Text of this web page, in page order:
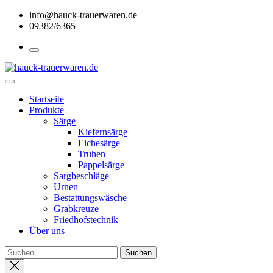
Skip
content
info@hauck-trauerwaren.de
09382/6365
Startseite
Produkte
Särge
Kiefernsärge
Eichesärge
Truhen
Pappelsärge
Sargbeschläge
Urnen
Bestattungswäsche
Grabkreuze
Friedhofstechnik
Über uns
Close